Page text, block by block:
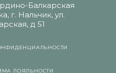
Балкарская
г. Нальчик, ул.
д 51
ЛОЯЛЬНОСТИ